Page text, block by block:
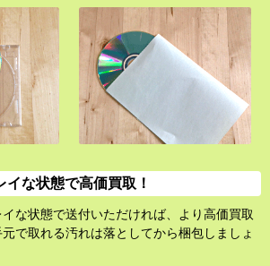
イな状態で高価買取！
な状態で送付いただければ、より高価買取
で取れる汚れは落としてから梱包しましょ